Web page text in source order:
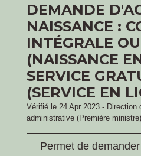
DEMANDE
NAISSANCE :
INTÉGRALE
(NAISSANCE
SERVICE
(SERVICE EN
Vérifié le 24 Apr 2023 - Direction
administrative (Première ministre)
Permet de